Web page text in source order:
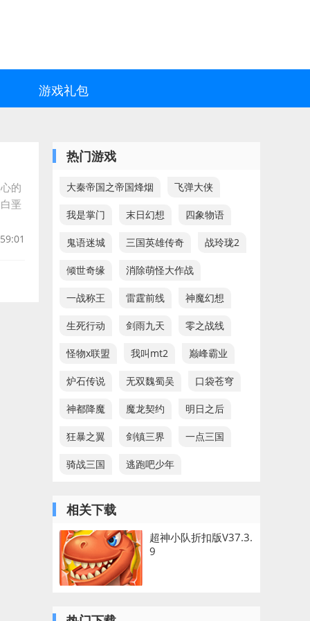
游戏礼包
的
垩
热门游戏
大秦帝国之帝国烽烟 飞弹大侠
我是掌门 末日幻想 四象物语
鬼语迷城 三国英雄传奇 战玲珑2
倾世奇缘 消除萌怪大作战
一战称王 雷霆前线 神魔幻想
生死行动 剑雨九天 零之战线
怪物x联盟 我叫mt2 巅峰霸业
炉石传说 无双魏蜀吴 口袋苍穹
神都降魔 魔龙契约 明日之后
狂暴之翼 剑镇三界 一点三国
骑战三国 逃跑吧少年
相关下载
超神小队折扣版V37.3.
9